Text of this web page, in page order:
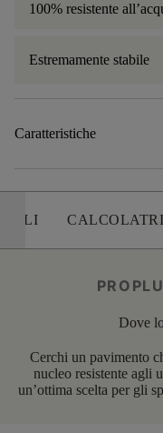
100% resistente
Estremamente stabile
Caratteristiche
Dove
Cerchi un pavimento
nucleo resistente agli
un’ottima scelta per gli